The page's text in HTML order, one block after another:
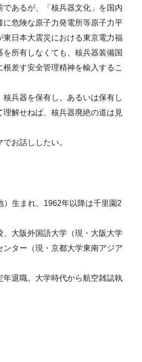
あるが、「核兵器文化」を国内
危険な原子力発電所等原子力平
日本大震災における東京電力福
所有しなくても、核兵器装備国
差す安全管理精神を輸入するこ
兵器を保有し、あるいは保有し
解せねば、核兵器廃絶の道は見
お話ししたい。
⽣まれ、1962年以降は千⾥園2
⼤阪外国語⼤学（現・⼤阪⼤学
ター（現・京都⼤学東南アジア
退職。⼤学時代から航空雑誌執